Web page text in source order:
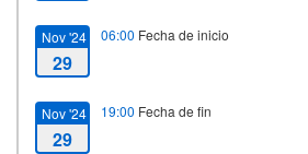
Nov '24
29
06:00 Fecha de inicio
Nov '24
29
19:00 Fecha de fin